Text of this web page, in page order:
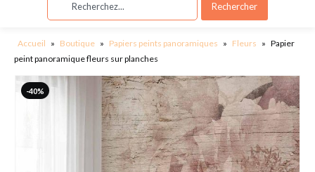
Rechercher
Accueil » Boutique » Papiers peints panoramiques » Fleurs » Papier
peint panoramique fleurs sur planches
-40%